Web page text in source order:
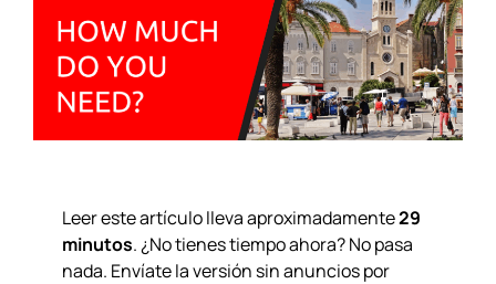
Leer este artículo lleva aproximadamente29
minutos. ¿No tienes tiempo ahora? No pasa
nada. Envíate la versión sin anuncios por